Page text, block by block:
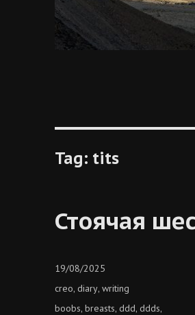
Tag: tits
Стоячая
Posted
19/08/2025
Categories
creo,diary,writing
Tags
boobs,breasts,ddd,ddds,